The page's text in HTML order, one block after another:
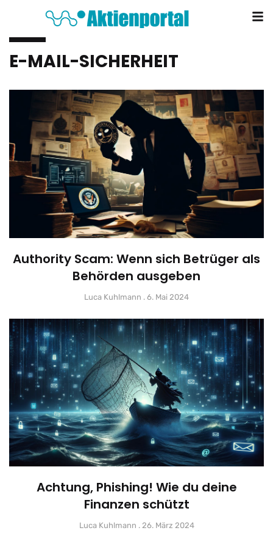
E-MAIL-SICHERHEIT
Authority Scam: Wenn sich Betrüger als
Behörden ausgeben
Luca Kuhlmann 6. Mai 2024
Achtung, Phishing! Wie du deine
Finanzen schützt
Luca Kuhlmann 26. März 2024